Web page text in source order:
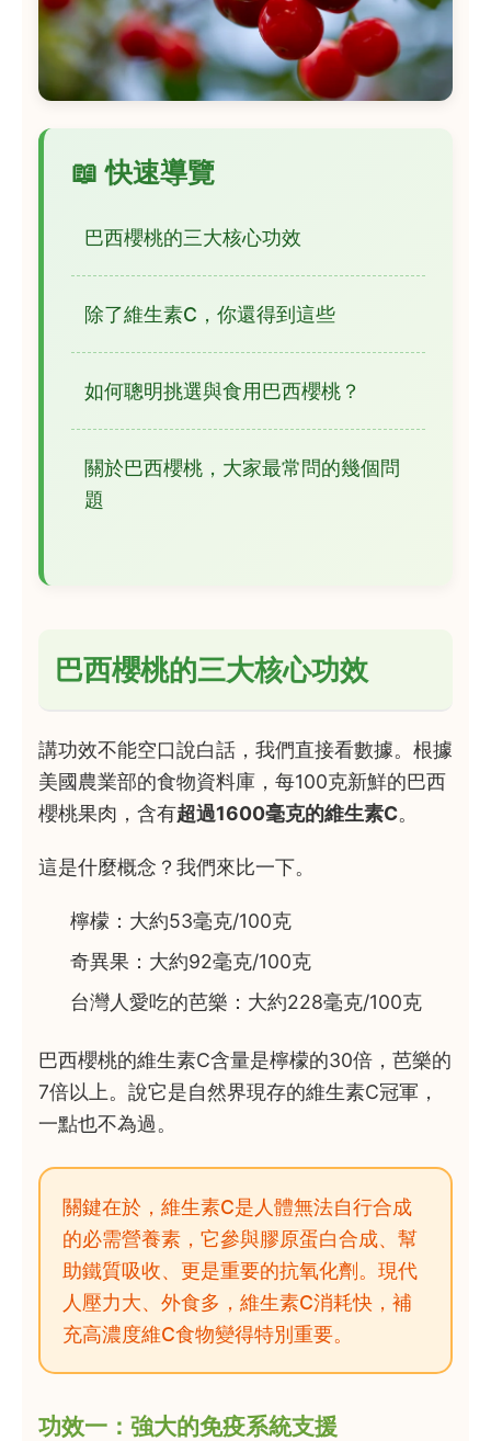
📖 快速導覽
巴西櫻桃的三大核心功效
除了維生素C，你還得到這些
如何聰明挑選與食用巴西櫻桃？
關於巴西櫻桃，大家最常問的幾個問
題
巴西櫻桃的三大核心功效
講功效不能空口說白話，我們直接看數據。根據
美國農業部的食物資料庫，每100克新鮮的巴西
櫻桃果肉，含有超過1600毫克的維生素C。
這是什麼概念？我們來比一下。
檸檬：大約53毫克/100克
奇異果：大約92毫克/100克
台灣人愛吃的芭樂：大約228毫克/100克
巴西櫻桃的維生素C含量是檸檬的30倍，芭樂的
7倍以上。說它是自然界現存的維生素C冠軍，
一點也不為過。
關鍵在於，維生素C是人體無法自行合成
的必需營養素，它參與膠原蛋白合成、幫
助鐵質吸收、更是重要的抗氧化劑。現代
人壓力大、外食多，維生素C消耗快，補
充高濃度維C食物變得特別重要。
功效一：強大的免疫系統支援